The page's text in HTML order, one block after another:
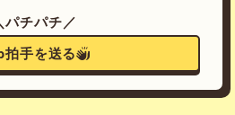
パチパチ／
拍手を送る